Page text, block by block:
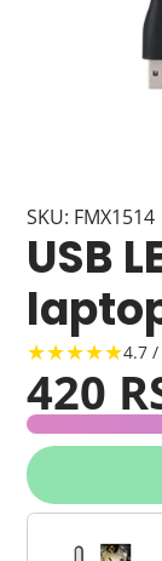
SKU: FMX1514
USB
★★★★★4.7
420